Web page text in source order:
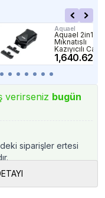
Aquael
Aquael 2in1
Mıknatıslı
Kazıyıcılı Cam
Sileceği L
1,640.62
verirseniz bugün
siparişler ertesi